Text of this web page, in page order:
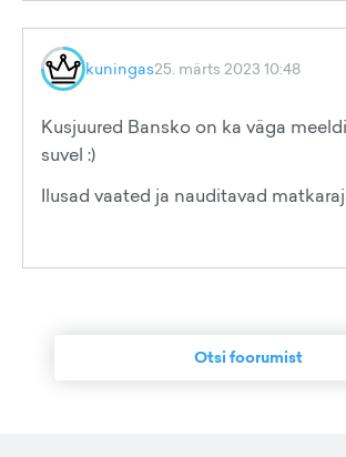
kuningas25. märts 2023 10:48
Kusjuured Bansko on ka väga
suvel :)
Ilusad vaated ja nauditavad
Otsi foorumist